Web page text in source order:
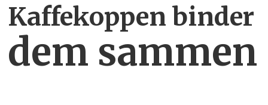
Kaffekoppen binder
dem sammen